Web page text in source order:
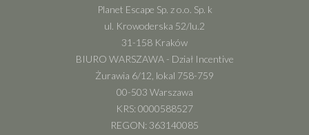
Planet Escape Sp. z o.o. Sp. k
ul. Krowoderska 52/lu.2
31-158 Kraków
BIURO WARSZAWA - Dział Incentive
Żurawia 6/12, lokal 758-759
00-503 Warszawa
KRS: 0000588527
REGON: 363140085